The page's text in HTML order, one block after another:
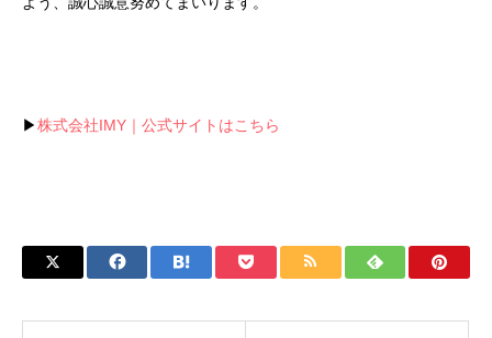
▶株式会社IMY｜公式サイトはこちら